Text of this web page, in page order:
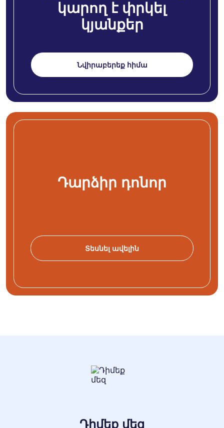
կարող է փրկել
կյանքեր
Նվիրաբերեք հիմա
Դարձիր դոնոր
Տեսնել ավելին
Դիմեք մեզ